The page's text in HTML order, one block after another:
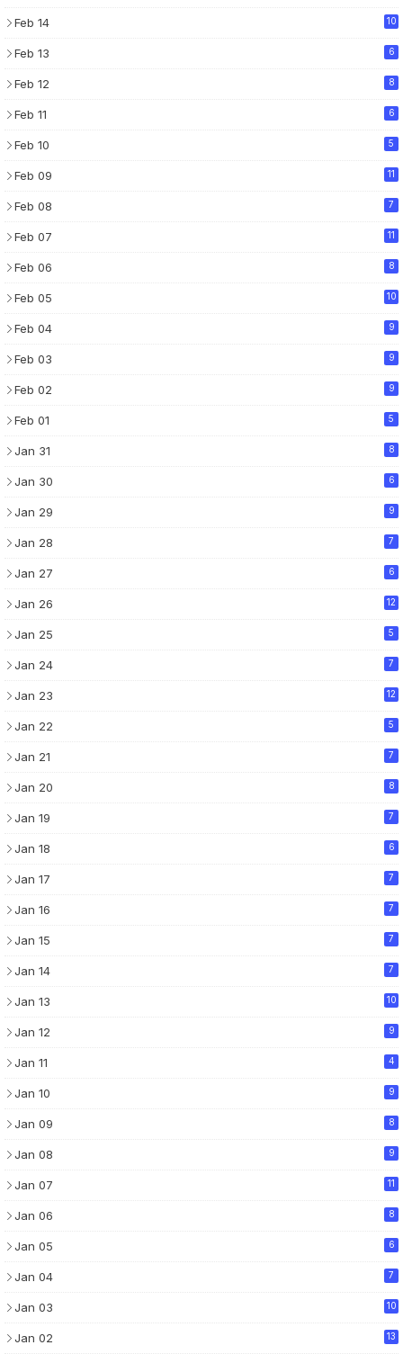
Feb 14 10
Feb 13 6
Feb 12 8
Feb 11 6
Feb 10 5
Feb 09 11
Feb 08 7
Feb 07 11
Feb 06 8
Feb 05 10
Feb 04 9
Feb 03 9
Feb 02 9
Feb 01 5
Jan 31 8
Jan 30 6
Jan 29 9
Jan 28 7
Jan 27 6
Jan 26 12
Jan 25 5
Jan 24 7
Jan 23 12
Jan 22 5
Jan 21 7
Jan 20 8
Jan 19 7
Jan 18 6
Jan 17 7
Jan 16 7
Jan 15 7
Jan 14 7
Jan 13 10
Jan 12 9
Jan 11 4
Jan 10 9
Jan 09 8
Jan 08 9
Jan 07 11
Jan 06 8
Jan 05 6
Jan 04 7
Jan 03 10
Jan 02 13